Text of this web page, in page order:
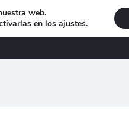
ILUMINACIÓN
web.
en losajustes.